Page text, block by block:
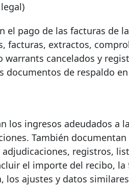
el pago de las facturas de la
facturas, extractos,
warrants cancelados y
documentos de respaldo
los ingresos adeudados a la
También documentan
registros,
el importe del recibo, la
ajustes y datos